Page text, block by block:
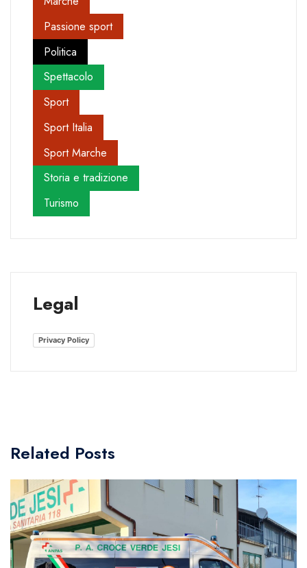
Passione sport
Politica
Spettacolo
Sport
Sport Italia
Sport Marche
Storia e tradizione
Turismo
Legal
Privacy Policy
Related Posts